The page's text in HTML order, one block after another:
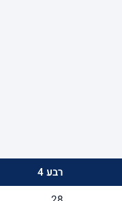
רבע 4